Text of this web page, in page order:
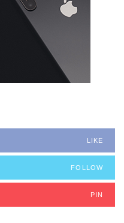
LIKE
FOLLOW
PIN